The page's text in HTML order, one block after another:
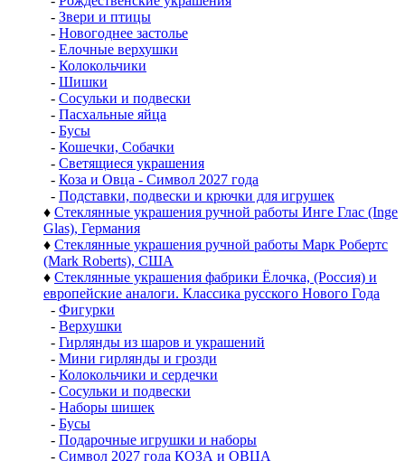
- Звери и птицы
- Новогоднее застолье
- Елочные верхушки
- Колокольчики
- Шишки
- Сосульки и подвески
- Пасхальные яйца
- Бусы
- Кошечки, Собачки
- Светящиеся украшения
- Коза и Овца - Символ 2027 года
- Подставки, подвески и крючки для игрушек
♦ Стеклянные украшения ручной работы Инге Глас (Inge
Glas), Германия
♦ Стеклянные украшения ручной работы Марк Робертс
(Mark Roberts), США
♦ Стеклянные украшения фабрики Ёлочка, (Россия) и
европейские аналоги. Классика русского Нового Года
- Фигурки
- Верхушки
- Гирлянды из шаров и украшений
- Мини гирлянды и грозди
- Колокольчики и сердечки
- Сосульки и подвески
- Наборы шишек
- Бусы
- Подарочные игрушки и наборы
- Символ 2027 года КОЗА и ОВЦА